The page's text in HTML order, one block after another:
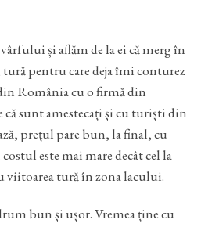
și aflăm de la ei că merg în
pentru care deja îmi conturez
România cu o firmă din
sunt amestecați și cu turiști din
prețul pare bun, la final, cu
este mai mare decât cel la
viitoarea tură în zona lacului.
bun și ușor. Vremea ține cu